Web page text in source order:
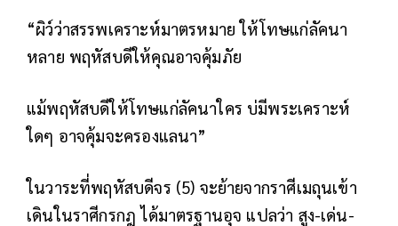
“ผิว์ว่าสรรพเคราะห์มาตรหมาย ให้โทษแก่ลัคนา
หลาย พฤหัสบดีให้คุณอาจคุ้มภัย
แม้พฤหัสบดีให้โทษแก่ลัคนาใคร บ่มีพระเคราะห์
ใดๆ อาจคุ้มจะครองแลนา”
ในวาระที่พฤหัสบดีจร (5) จะย้ายจากราศีเมถุนเข้า
เดินในราศีกรกฎ ได้มาตรฐานอุจ แปลว่า สูง-เด่น-